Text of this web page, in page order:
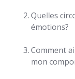
Quelles
émotions?
Comment
mon